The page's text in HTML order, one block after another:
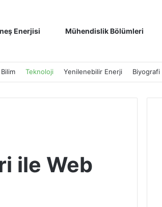
Enerjisi Mühendislik Bölümleri
Bilim Teknoloji Yenilenebilir Enerji Biyografi
ile Web